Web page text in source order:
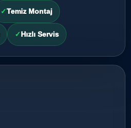
Temiz Montaj
Hızlı Servis